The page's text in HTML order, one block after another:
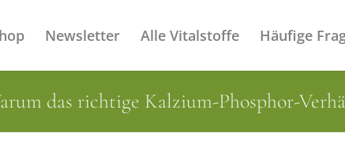
Newsletter Alle Vitalstoffe Häufige
das richtige Kalzium-Phosphor-